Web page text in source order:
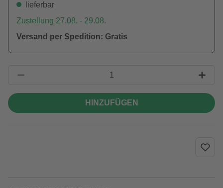
lieferbar
Zustellung 27.08. - 29.08.
Versand per Spedition: Gratis
HINZUFÜGEN